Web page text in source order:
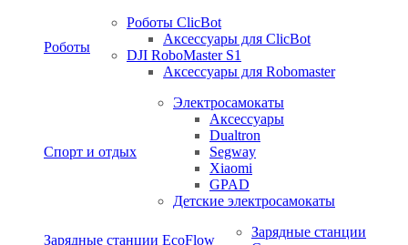
Роботы
Роботы ClicBot
Аксессуары для ClicBot
DJI RoboMaster S1
Аксессуары для Robomaster
Спорт и отдых
Электросамокаты
Аксессуары
Dualtron
Segway
Xiaomi
GPAD
Детские электросамокаты
Зарядные станции EcoFlow
Зарядные станции